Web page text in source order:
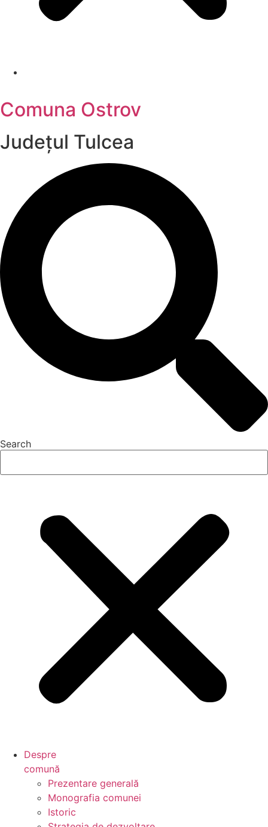
Comuna Ostrov
Județul Tulcea
Search
Despre
comună
Prezentare generală
Monografia comunei
Istoric